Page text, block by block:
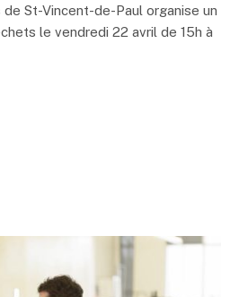
St-Vincent-de-Paul organise un
le vendredi 22 avril de 15h à